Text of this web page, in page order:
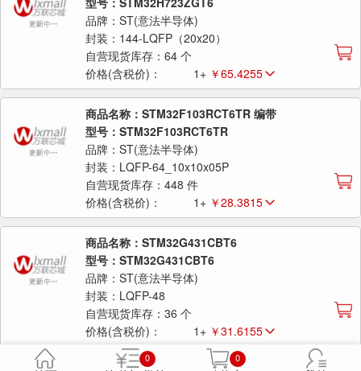
品牌：ST(意法半导体)
封装：144-LQFP（20x20）
自营现货库存：64 个
价格(含税价)：
1+ ￥65.4255
商品名称：STM32F103RCT6TR 编带
型号：STM32F103RCT6TR
品牌：ST(意法半导体)
封装：LQFP-64_10x10x05P
自营现货库存：448 件
价格(含税价)：
1+ ￥28.3815
商品名称：STM32G431CBT6
型号：STM32G431CBT6
品牌：ST(意法半导体)
封装：LQFP-48
自营现货库存：36 个
价格(含税价)：
1+ ￥31.6155
0 0